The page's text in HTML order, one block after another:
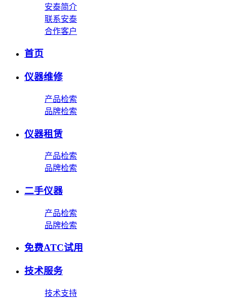
安泰简介
联系安泰
合作客户
首页
仪器维修
产品检索
品牌检索
仪器租赁
产品检索
品牌检索
二手仪器
产品检索
品牌检索
免费ATC试用
技术服务
技术支持